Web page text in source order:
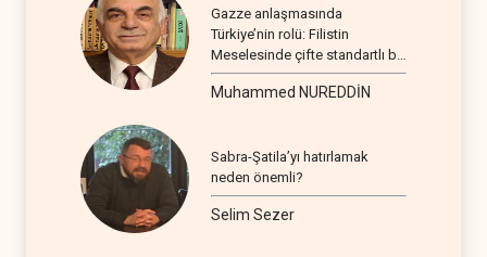
Gazze anlaşmasında
Türkiye’nin rolü: Filistin
Meselesinde çifte standartlı bir
seyir
Muhammed NUREDDİN
Sabra-Şatila’yı hatırlamak
neden önemli?
Selim Sezer